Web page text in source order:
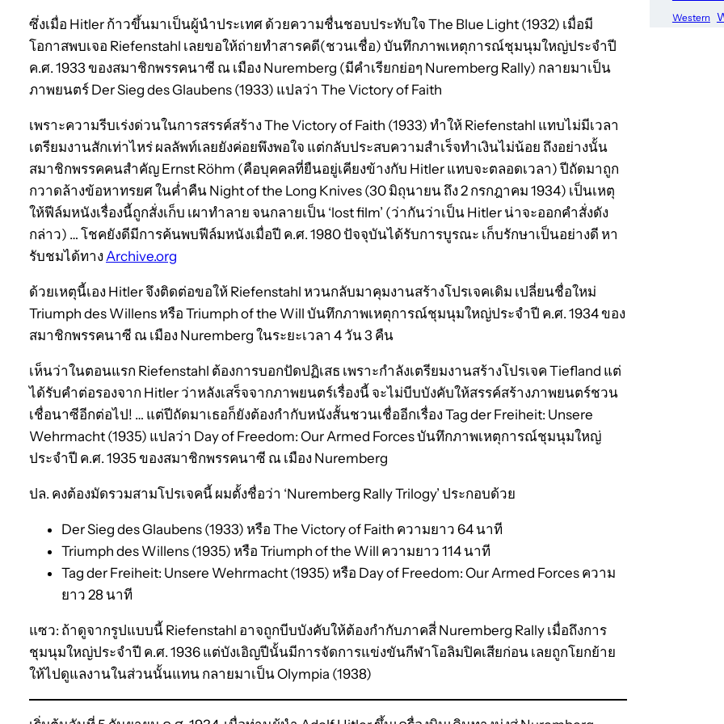
ซึ่งเมื่อ Hitler ก้าวขึ้นมาเป็นผู้นำประเทศ ด้วยความชื่นชอบประทับใจ The Blue Light (1932) เมื่อมี
โอกาสพบเจอ Riefenstahl เลยขอให้ถ่ายทำสารคดี(ชวนเชื่อ) บันทึกภาพเหตุการณ์ชุมนุมใหญ่ประจำปี
ค.ศ. 1933 ของสมาชิกพรรคนาซี ณ เมือง Nuremberg (มีคำเรียกย่อๆ Nuremberg Rally) กลายมาเป็น
ภาพยนตร์ Der Sieg des Glaubens (1933) แปลว่า The Victory of Faith
เพราะความรีบเร่งด่วนในการสรรค์สร้าง The Victory of Faith (1933) ทำให้ Riefenstahl แทบไม่มีเวลา
เตรียมงานสักเท่าไหร่ ผลลัพท์เลยยังค่อยพึงพอใจ แต่กลับประสบความสำเร็จทำเงินไม่น้อย ถึงอย่างนั้น
สมาชิกพรรคคนสำคัญ Ernst Röhm (คือบุคคลที่ยืนอยู่เคียงข้างกับ Hitler แทบจะตลอดเวลา) ปีถัดมาถูก
กวาดล้างข้อหาทรยศ ในค่ำคืน Night of the Long Knives (30 มิถุนายน ถึง 2 กรกฎาคม 1934) เป็นเหตุ
ให้ฟีล์มหนังเรื่องนี้ถูกสั่งเก็บ เผาทำลาย จนกลายเป็น ‘lost film’ (ว่ากันว่าเป็น Hitler น่าจะออกคำสั่งดัง
กล่าว) … โชคยังดีมีการค้นพบฟีล์มหนังเมื่อปี ค.ศ. 1980 ปัจจุบันได้รับการบูรณะ เก็บรักษาเป็นอย่างดี หา
รับชมได้ทาง Archive.org
ด้วยเหตุนี้เอง Hitler จึงติดต่อขอให้ Riefenstahl หวนกลับมาคุมงานสร้างโปรเจคเดิม เปลี่ยนชื่อใหม่
Triumph des Willens หรือ Triumph of the Will บันทึกภาพเหตุการณ์ชุมนุมใหญ่ประจำปี ค.ศ. 1934 ของ
สมาชิกพรรคนาซี ณ เมือง Nuremberg ในระยะเวลา 4 วัน 3 คืน
เห็นว่าในตอนแรก Riefenstahl ต้องการบอกปัดปฏิเสธ เพราะกำลังเตรียมงานสร้างโปรเจค Tiefland แต่
ได้รับคำต่อรองจาก Hitler ว่าหลังเสร็จจากภาพยนตร์เรื่องนี้ จะไม่บีบบังคับให้สรรค์สร้างภาพยนตร์ชวน
เชื่อนาซีอีกต่อไป! … แต่ปีถัดมาเธอก็ยังต้องกำกับหนังสั้นชวนเชื่ออีกเรื่อง Tag der Freiheit: Unsere
Wehrmacht (1935) แปลว่า Day of Freedom: Our Armed Forces บันทึกภาพเหตุการณ์ชุมนุมใหญ่
ประจำปี ค.ศ. 1935 ของสมาชิกพรรคนาซี ณ เมือง Nuremberg
ปล. คงต้องมัดรวมสามโปรเจคนี้ ผมตั้งชื่อว่า ‘Nuremberg Rally Trilogy’ ประกอบด้วย
Der Sieg des Glaubens (1933) หรือ The Victory of Faith ความยาว 64 นาที
Triumph des Willens (1935) หรือ Triumph of the Will ความยาว 114 นาที
Tag der Freiheit: Unsere Wehrmacht (1935) หรือ Day of Freedom: Our Armed Forces ความ
ยาว 28 นาที
แซว: ถ้าดูจากรูปแบบนี้ Riefenstahl อาจถูกบีบบังคับให้ต้องกำกับภาคสี่ Nuremberg Rally เมื่อถึงการ
ชุมนุมใหญ่ประจำปี ค.ศ. 1936 แต่บังเอิญปีนั้นมีการจัดการแข่งขันกีฬาโอลิมปิคเสียก่อน เลยถูกโยกย้าย
ให้ไปดูแลงานในส่วนนั้นแทน กลายมาเป็น Olympia (1938)
Western